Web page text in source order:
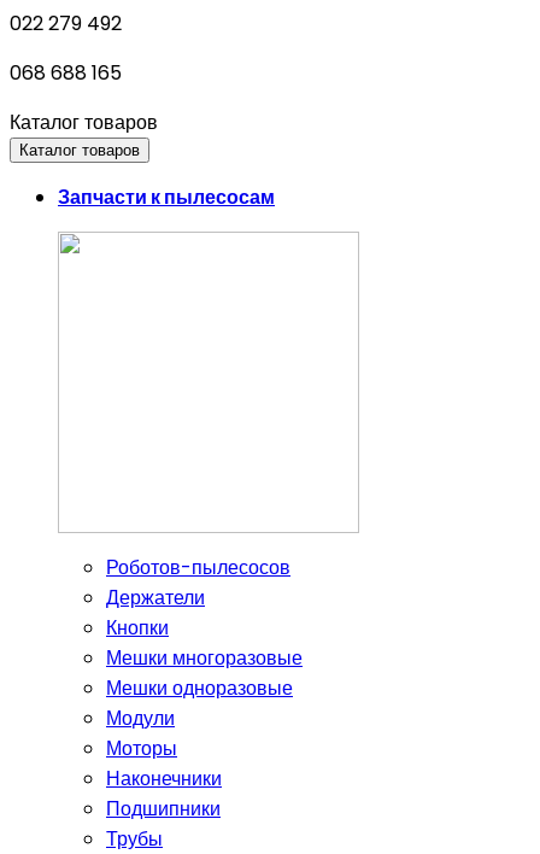
022 279 492
068 688 165
Каталог товаров
Каталог товаров
Запчасти к пылесосам
Роботов-пылесосов
Держатели
Кнопки
Мешки многоразовые
Мешки одноразовые
Модули
Моторы
Наконечники
Подшипники
Трубы